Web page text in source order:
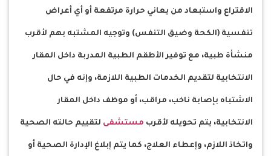
الاقتراع واستبعاد من يعاني حرارة مرتفعة أو أي أعراض
تنفسية (الكحة وضيق التنفس) وتوجيه المشتبه بهم لأقرب
منشأة طبية، مع توفير الأطقم الطبية المدربة داخل المقار
الانتخابية لتقديم الخدمات الطبية اللازمة، وإنه في حال
الاشتباه بإصابة ناخب، مراقب، أو موظف داخل المقار
الانتخابية، يتم تحويله لأقرب مستشفى لتقييم حالته الصحية
واتخاذ اللازم، وإعطاء العلاج، كما يتم إبلاغ الإدارة الصحية أو